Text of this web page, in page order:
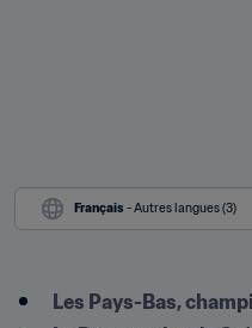
Français - Autres langues (3)
Les Pays-Bas,